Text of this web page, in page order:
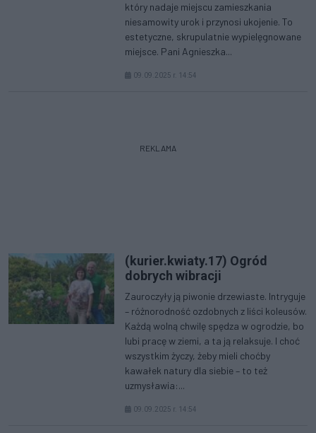
który nadaje miejscu zamieszkania
niesamowity urok i przynosi ukojenie. To
estetyczne, skrupulatnie wypielęgnowane
miejsce. Pani Agnieszka...
09.09.2025 r. 14:54
REKLAMA
(kurier.kwiaty.17) Ogród
dobrych wibracji
Zauroczyły ją piwonie drzewiaste. Intryguje
– różnorodność ozdobnych z liści koleusów.
Każdą wolną chwilę spędza w ogrodzie, bo
lubi pracę w ziemi, a ta ją relaksuje. I choć
wszystkim życzy, żeby mieli choćby
kawałek natury dla siebie – to też
uzmysławia:...
09.09.2025 r. 14:54